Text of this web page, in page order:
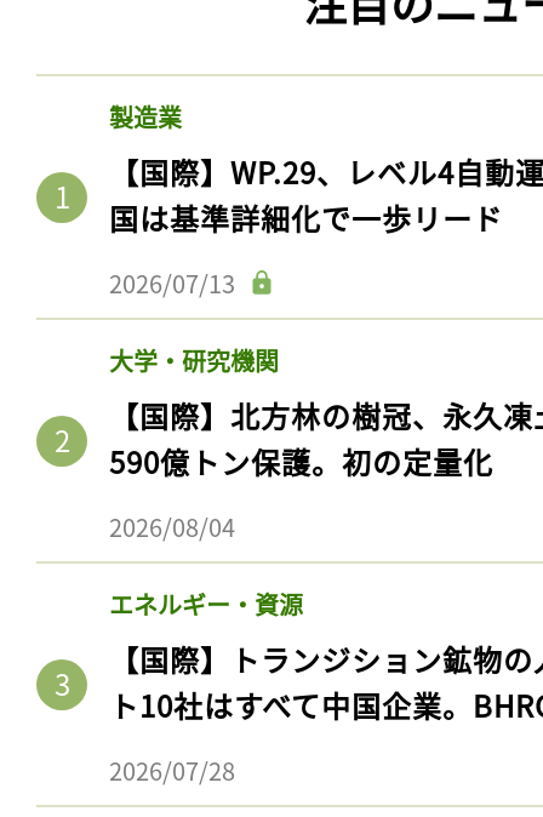
製造業
【国際】WP.29、レベル4自動
国は基準詳細化で一歩リード
2026/07/13
大学・研究機関
【国際】北方林の樹冠、永久
590億トン保護。初の定量化
2026/08/04
エネルギー・資源
【国際】トランジション鉱物
ト10社はすべて中国企業。
2026/07/28